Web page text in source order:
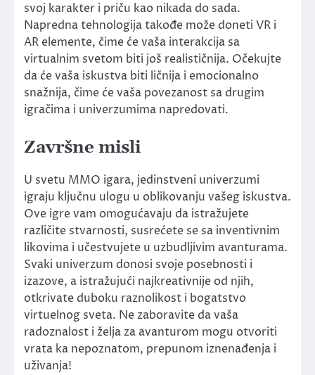
svoj karakter i priču kao nikada do sada.
Napredna tehnologija takođe može doneti VR i
AR elemente, čime će vaša interakcija sa
virtualnim svetom biti još realističnija. Očekujte
da će vaša iskustva biti ličnija i emocionalno
snažnija, čime će vaša povezanost sa drugim
igračima i univerzumima napredovati.
Završne misli
U svetu MMO igara, jedinstveni univerzumi
igraju ključnu ulogu u oblikovanju vašeg iskustva.
Ove igre vam omogućavaju da istražujete
različite stvarnosti, susrećete se sa inventivnim
likovima i učestvujete u uzbudljivim avanturama.
Svaki univerzum donosi svoje posebnosti i
izazove, a istražujući najkreativnije od njih,
otkrivate duboku raznolikost i bogatstvo
virtuelnog sveta. Ne zaboravite da vaša
radoznalost i želja za avanturom mogu otvoriti
vrata ka nepoznatom, prepunom iznenađenja i
uživanja!